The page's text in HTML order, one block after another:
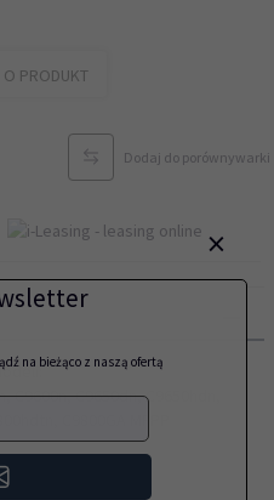
PRODUKT
Dodaj do porównywarki
C9650dn, C9650hdn,
C9800GA MFPP
×
na bieżąco z naszą ofertą